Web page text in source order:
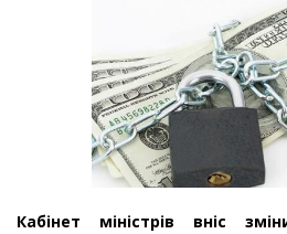
Кабінет міністрів вніс